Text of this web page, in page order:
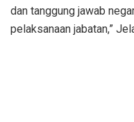
dan tanggung jawab
pelaksanaan jabatan,”